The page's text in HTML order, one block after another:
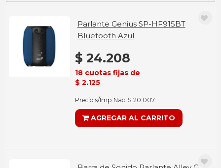
Parlante Genius SP-HF915BT
Bluetooth Azul
$ 24.208
18 cuotas fijas de
$ 2.125
Precio s/Imp.Nac. $ 20.007
AGREGAR AL CARRITO